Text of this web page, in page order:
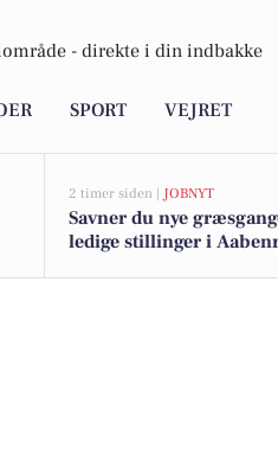
- direkte i din indbakke
SPORT VEJRET
2 timer siden | JOBNYT
Savner du nye
ledige stillinger i